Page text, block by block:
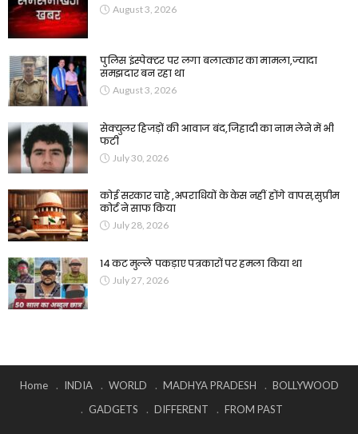
August 3, 2026
पुलिस इंस्पेक्टर पर लगा बलात्कार का मामला,ज्यादा
समझदार बन रहा था
August 3, 2026
सेक्युलर हिजड़ों की आवाज बंद,जिहादी का नाम लेने में भी
फटी
July 30, 2026
कोई सरकार चाहे ,अपराधियों के केस नहीं होंगे वापस,सुप्रीम
कोर्ट ने साफ किया
July 28, 2026
14 कट मुल्ले पकड़ाए पत्रकारों पर हमला किया था
July 27, 2026
Home INDIA WORLD MADHYA PRADESH
BOLLYWOOD
GADGETS
DIFFERENT FROM PAST